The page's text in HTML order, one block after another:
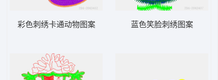
彩色刺绣卡通动物图案 蓝色笑脸刺绣图案